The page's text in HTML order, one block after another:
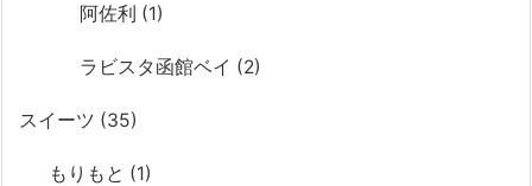
阿佐利 (1)
ラビスタ函館ベイ (2)
スイーツ (35)
もりもと (1)